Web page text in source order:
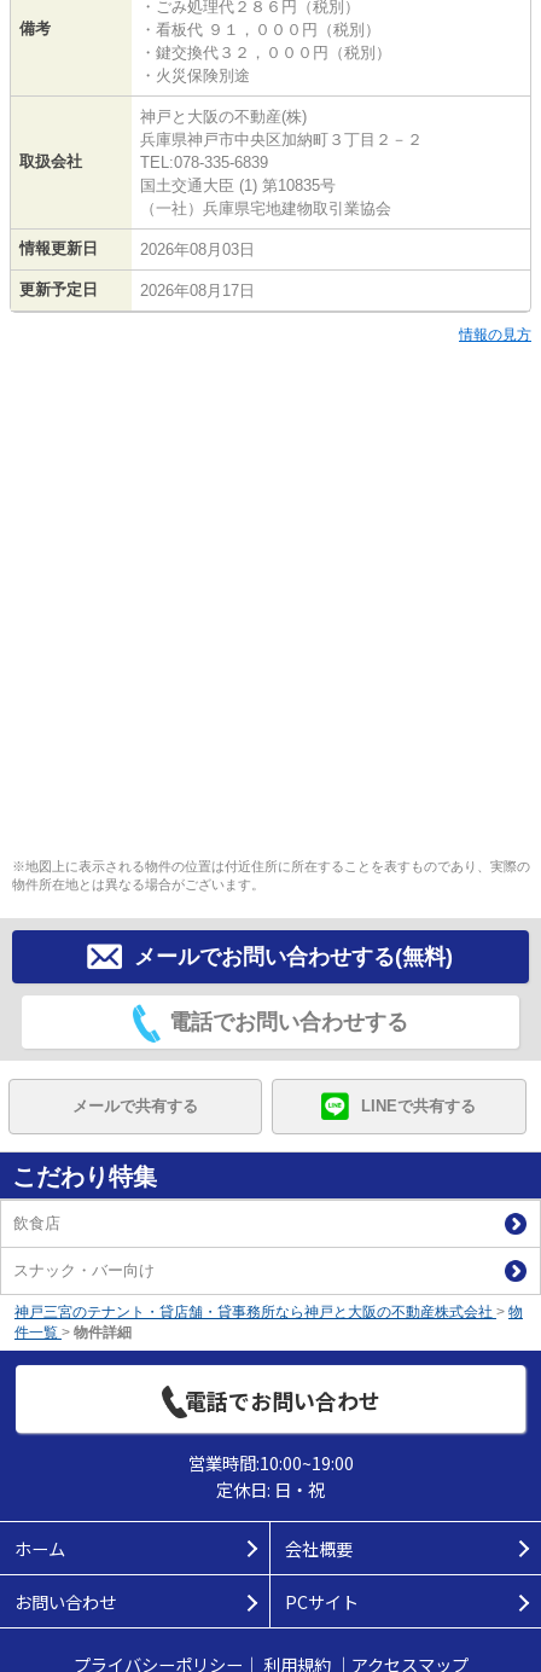
備考
・ごみ処理代２８６円（税別）
・看板代 ９１，０００円（税別）
・鍵交換代３２，０００円（税別）
・火災保険別途
取扱会社
神戸と大阪の不動産(株)
兵庫県神戸市中央区加納町３丁目２－２
TEL:078-335-6839
国土交通大臣 (1) 第10835号
（一社）兵庫県宅地建物取引業協会
情報更新日 2026年08月03日
更新予定日 2026年08月17日
情報の見方
※地図上に表示される物件の位置は付近住所に所在することを表すものであり、実際の
物件所在地とは異なる場合がございます。
メールでお問い合わせする(無料)
電話でお問い合わせする
メールで共有する LINEで共有する
こだわり特集
飲食店
スナック・バー向け
神戸三宮のテナント・貸店舗・貸事務所なら神戸と大阪の不動産株式会社 > 物
件一覧 > 物件詳細
電話でお問い合わせ
営業時間:10:00~19:00
定休日: 日・祝
ホーム 会社概要
お問い合わせ PCサイト
プライバシーポリシー ｜ 利用規約｜ アクセスマップ